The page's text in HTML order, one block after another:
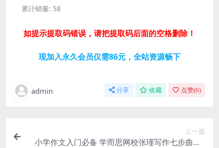
累计销量: 58
如提示提取码错误，请把提取码后面的空格删除！
现加入永久会员仅需86元，全站资源畅下
admin 分享 收藏 点赞(0)
上一篇
小学作文入门必备 学而思网校张瑾写作七步曲（7